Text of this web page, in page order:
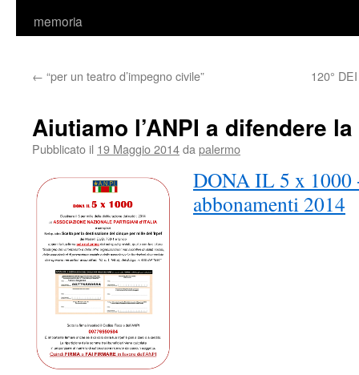
memoria
← “per un teatro d’impegno civile” 120°
Aiutiamo l’ANPI a difendere
Pubblicato il 19 Maggio 2014da palermo
DONA IL 5 x 1000
abbonamenti 2014